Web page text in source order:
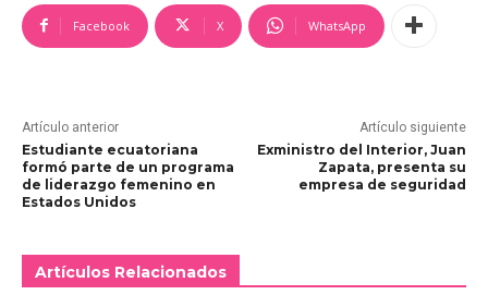
Facebook X WhatsApp
Artículo anterior
Estudiante ecuatoriana
formó parte de un programa
de liderazgo femenino en
Estados Unidos
Artículo siguiente
Exministro del Interior, Juan
Zapata, presenta su
empresa de seguridad
Artículos Relacionados